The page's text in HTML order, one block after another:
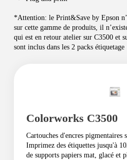
*Attention: le Print&Save by Epson
sur cette gamme de produits, il
qui est en retour atelier sur C3500 et
sont inclus dans les 2 packs étiquetage
Colorworks C3500
Cartouches d'encres pigmentaires
Imprimez des étiquettes jusqu'à
de supports papiers mat, glacé et